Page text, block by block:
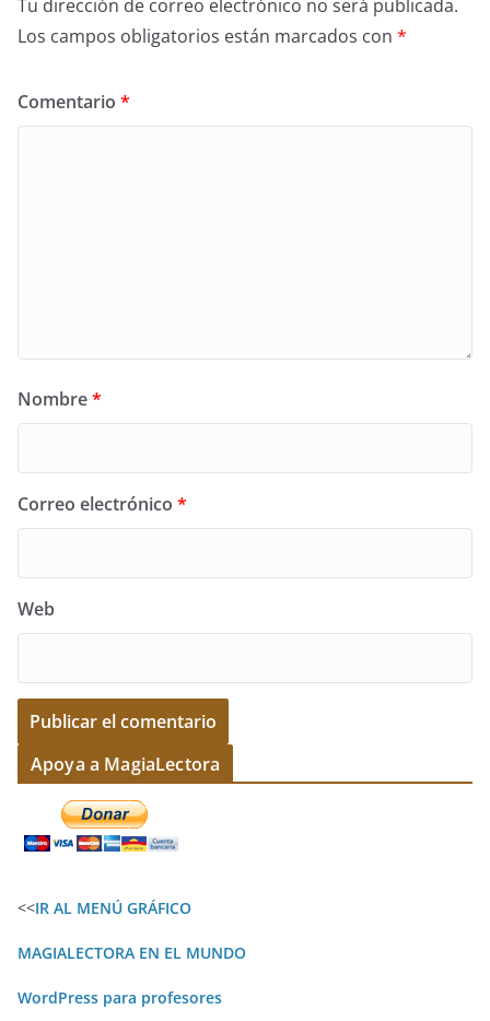
Tu dirección de correo electrónico no será publicada.
Los campos obligatorios están marcados con *
Comentario *
Nombre*
Correo electrónico *
Web
l
e
n
a
i
Apoya a MagiaLectora
<<IR AL MENÚ GRÁFICO
MAGIALECTORA EN EL MUNDO
WordPress para profesores